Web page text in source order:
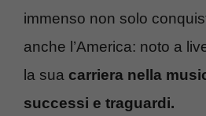
immenso non solo
anche l’America: noto a
la sua carriera nella
successi e traguardi.